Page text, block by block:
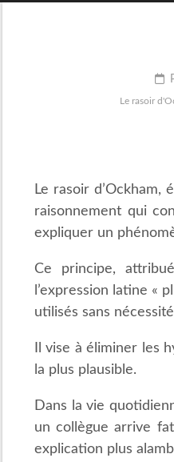
Le rasoir
Le rasoir
raisonnement qui
expliquer un
Ce principe,
l’expression latine «
utilisés sans nécessité
Il vise à éliminer les
la plus plausible.
Dans la vie
un collègue arrive
explication plus